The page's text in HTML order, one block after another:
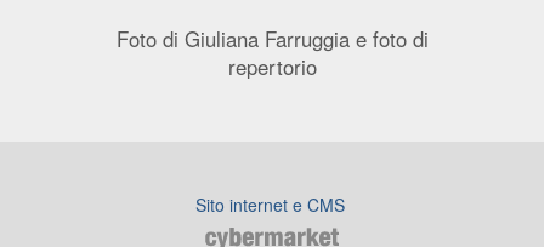
Foto di Giuliana Farruggia e foto di
repertorio
Sito internet e CMS